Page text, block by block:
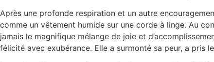
Après une profonde respiration et un autre
comme un vêtement humide sur une corde à linge. Au
jamais le magnifique mélange de joie et
félicité avec exubérance. Elle a surmonté sa peur, a pris